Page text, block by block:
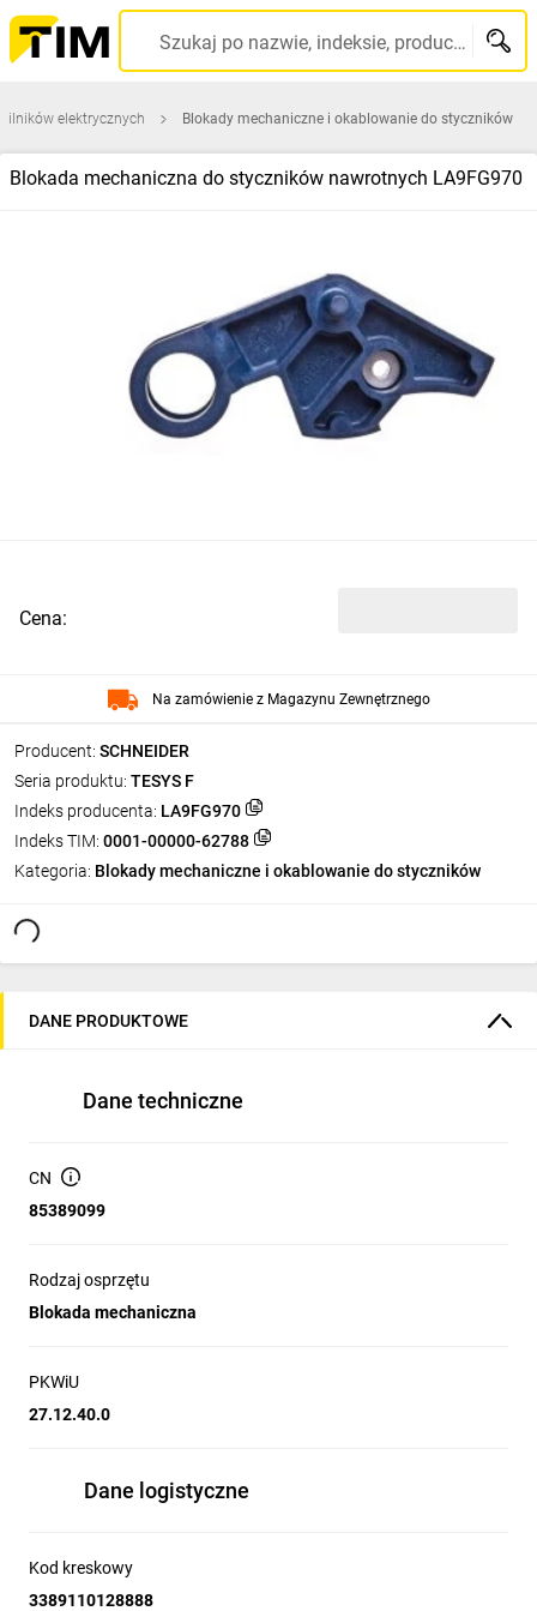
Szukaj po nazwie, indeksie, producencie, kodzie kreskowym...
elektrycznych Blokady mechaniczne i okablowanie do styczników
Blokada mechaniczna do styczników nawrotnych LA9FG970
Producent: SCHNEIDER
Seria produktu: TESYS F
Indeks producenta: LA9FG970
Indeks TIM: 0001-00000-62788
Kategoria: Blokady mechaniczne i okablowanie do styczników
Cena:
Na zamówienie z Magazynu Zewnętrznego
DANE PRODUKTOWE
Dane techniczne
CN
85389099
Rodzaj osprzętu
Blokada mechaniczna
PKWiU
27.12.40.0
Dane logistyczne
Kod kreskowy
3389110128888